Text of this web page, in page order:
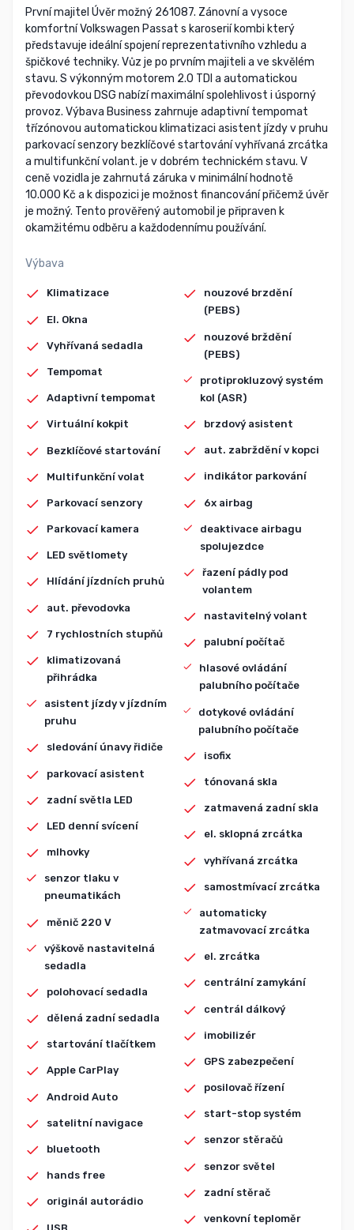
První majitel Úvěr možný 261087. Zánovní a vysoce
komfortní Volkswagen Passat s karoserií kombi který
představuje ideální spojení reprezentativního vzhledu a
špičkové techniky. Vůz je po prvním majiteli a ve skvělém
stavu. S výkonným motorem 2.0 TDI a automatickou
převodovkou DSG nabízí maximální spolehlivost i úsporný
provoz. Výbava Business zahrnuje adaptivní tempomat
třízónovou automatickou klimatizaci asistent jízdy v pruhu
parkovací senzory bezklíčové startování vyhřívaná zrcátka
a multifunkční volant. je v dobrém technickém stavu. V
ceně vozidla je zahrnutá záruka v minimální hodnotě
10.000 Kč a k dispozici je možnost financování přičemž úvěr
je možný. Tento prověřený automobil je připraven k
okamžitému odběru a každodennímu používání.
Výbava
Klimatizace
El. Okna
Vyhřívaná sedadla
Tempomat
Adaptivní tempomat
Virtuální kokpit
Bezklíčové startování
Multifunkční volat
Parkovací senzory
Parkovací kamera
LED světlomety
Hlídání jízdních pruhů
aut. převodovka
7 rychlostních stupňů
klimatizovaná
přihrádka
asistent jízdy v jízdním
pruhu
sledování únavy řidiče
parkovací asistent
zadní světla LED
LED denní svícení
mlhovky
senzor tlaku v
pneumatikách
měnič 220 V
výškově nastavitelná
sedadla
polohovací sedadla
dělená zadní sedadla
startování tlačítkem
Apple CarPlay
Android Auto
satelitní navigace
bluetooth
hands free
originál autorádio
nouzové brzdění
(PEBS)
nouzové brždění
(PEBS)
protiprokluzový systém
kol (ASR)
brzdový asistent
aut. zabrždění v kopci
indikátor parkování
6x airbag
deaktivace airbagu
spolujezdce
řazení pádly pod
volantem
nastavitelný volant
palubní počítač
hlasové ovládání
palubního počítače
dotykové ovládání
palubního počítače
isofix
tónovaná skla
zatmavená zadní skla
el. sklopná zrcátka
vyhřívaná zrcátka
samostmívací zrcátka
automaticky
zatmavovací zrcátka
el. zrcátka
centrální zamykání
centrál dálkový
imobilizér
GPS zabezpečení
posilovač řízení
start-stop systém
senzor stěračů
senzor světel
zadní stěrač
venkovní teploměr